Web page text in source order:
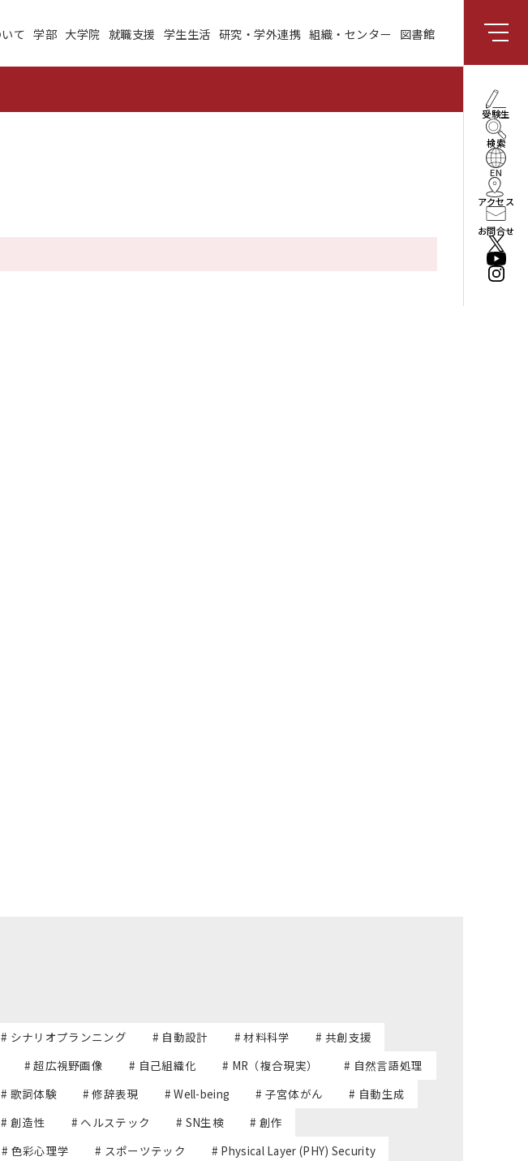
て 学部 大学院 就職支援 学生生活 研究・学外連携 組織・センター 図書館
高度ICT演習 受験生
検索
EN
アクセス
お問合せ
# シナリオプランニング # 自動設計 # 材料科学
# 共創支援
# 超広視野画像 # 自己組織化 # MR（複合現実）
# 自然言語処理
# 歌詞体験 # 修辞表現 # Well-being # 子宮体がん
# 自動生成
# 創造性 # ヘルステック # SN生検
# 創作
# 色彩心理学 # スポーツテック
# Physical Layer (PHY) Security